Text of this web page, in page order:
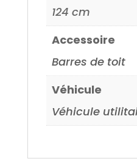
124 cm
Accessoire
Barres de toit
Véhicule
Véhicule